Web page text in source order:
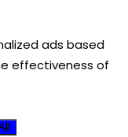
ads based
effectiveness of